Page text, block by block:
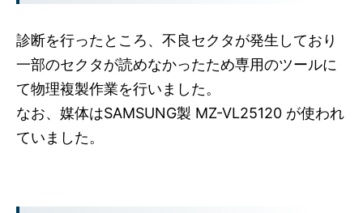
診断を行ったところ、不良セクタが発生しており
一部のセクタが読めなかったため専用のツールに
て物理複製作業を行いました。
なお、媒体はSAMSUNG製 MZ-VL25120 が使われ
ていました。